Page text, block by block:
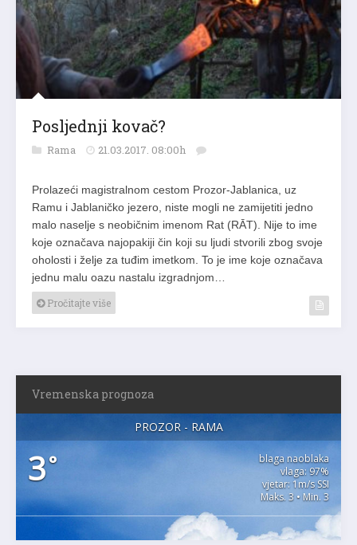
Posljednji kovač?
Rama 21.03.2017. 08:00h
Prolazeći magistralnom cestom Prozor-Jablanica, uz
Ramu i Jablaničko jezero, niste mogli ne zamijetiti jedno
malo naselje s neobičnim imenom Rat (RᾹT). Nije to ime
koje označava najopakiji čin koji su ljudi stvorili zbog svoje
oholosti i želje za tuđim imetkom. To je ime koje označava
jednu malu oazu nastalu izgradnjom…
Pročitajte više
Vremenska prognoza
PROZOR - RAMA
3°
blaga naoblaka
vlaga: 97%
vjetar: 1m/s SSI
Maks. 3 • Min. 3